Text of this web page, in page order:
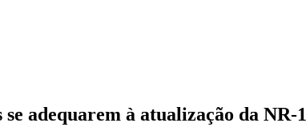
adequarem à atualização da NR-1